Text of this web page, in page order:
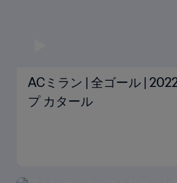
ACミラン | 全ゴール |
プ カタール